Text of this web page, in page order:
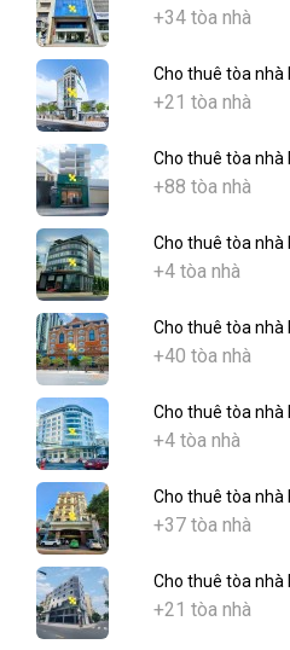
+34 tòa nhà
Cho thuê tòa nhà
+21 tòa nhà
Cho thuê tòa nhà
+88 tòa nhà
Cho thuê tòa nhà
+4 tòa nhà
Cho thuê tòa nhà
+40 tòa nhà
Cho thuê tòa nhà
+4 tòa nhà
Cho thuê tòa nhà
+37 tòa nhà
Cho thuê tòa nhà
+21 tòa nhà